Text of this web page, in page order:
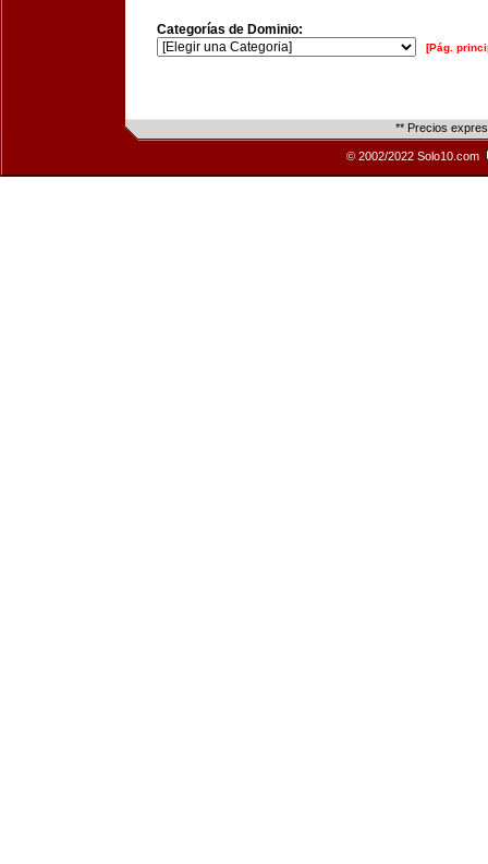
Categorías de Dominio:
[Pág.
** Precios
© 2002/2022 Solo10.com